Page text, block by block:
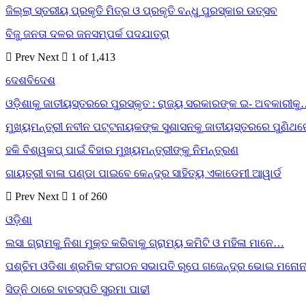
ଜିଲ୍ଲା ସ୍ତରୀୟ ପ୍ରକୃତି ମିତ୍ର ଓ ପ୍ରକୃତି ବନ୍ଧୁ ପୁରସ୍କାର ଉତ୍ସବ
ବିଜୁ ଜନତା ଦଳର ଜନସମ୍ପର୍କ ପଦଯାତ୍ରା
Prev Next
1 of 1,413
ଦେଶବିଦେଶ
ଓଡ଼ିଶାକୁ ଜାତୀୟସ୍ତରରେ ପୁରସ୍କୃତ : ରାଜ୍ୟ ସରକାରଙ୍କ ଇ-
ମୁଖ୍ୟମନ୍ତ୍ରୀ ନବୀନ ପଟ୍ଟନାୟକଙ୍କ ସୁଶାସନକୁ ଜାତୀୟସ୍ତରରେ
ହକି ବିଶ୍ୱକପ୍ ପାଇଁ ବିହାର ମୁଖ୍ୟମନ୍ତ୍ରୀଙ୍କୁ ନିମନ୍ତ୍ରଣ
ଗାୟତ୍ରୀ ବାଳା ପଣ୍ଡା ପାଇବେ କେନ୍ଦ୍ର ସାହିତ୍ୟ ଏକାଡେମୀ ଆୱାର୍ଡ
Prev Next
1 of 260
ଓଡ଼ିଶା
ଲସା ଗ୍ରାମକୁ ନିଶା ମୁକ୍ତ କରିବାକୁ ଗ୍ରାମ୍ୟ କମିଟି ଓ ମହିଳା ମାନେ…
ପଶ୍ଚିମ ଓଡିଶା ଶ୍ରମିକ ସଂଗଠନ ସଭାପତି ରୂପେ ଗଜେନ୍ଦ୍ର ଭୋଇ
ସିଡ୍‌ନି ଠାରେ ବାଚସ୍ପତି ସୁରମା ପାଢୀ